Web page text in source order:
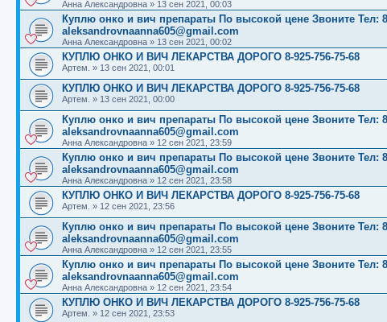
Анна Александровна » 13 сен 2021, 00:03
Куплю онко и вич препараты По высокой цене Звоните Тел:
aleksandrovnaanna605@gmail.com
Анна Александровна » 13 сен 2021, 00:02
КУПЛЮ ОНКО И ВИЧ ЛЕКАРСТВА ДОРОГО 8-925-756-75-68
Артем. » 13 сен 2021, 00:01
КУПЛЮ ОНКО И ВИЧ ЛЕКАРСТВА ДОРОГО 8-925-756-75-68
Артем. » 13 сен 2021, 00:00
Куплю онко и вич препараты По высокой цене Звоните Тел:
aleksandrovnaanna605@gmail.com
Анна Александровна » 12 сен 2021, 23:59
Куплю онко и вич препараты По высокой цене Звоните Тел:
aleksandrovnaanna605@gmail.com
Анна Александровна » 12 сен 2021, 23:58
КУПЛЮ ОНКО И ВИЧ ЛЕКАРСТВА ДОРОГО 8-925-756-75-68
Артем. » 12 сен 2021, 23:56
Куплю онко и вич препараты По высокой цене Звоните Тел:
aleksandrovnaanna605@gmail.com
Анна Александровна » 12 сен 2021, 23:55
Куплю онко и вич препараты По высокой цене Звоните Тел:
aleksandrovnaanna605@gmail.com
Анна Александровна » 12 сен 2021, 23:54
КУПЛЮ ОНКО И ВИЧ ЛЕКАРСТВА ДОРОГО 8-925-756-75-68
Артем. » 12 сен 2021, 23:53